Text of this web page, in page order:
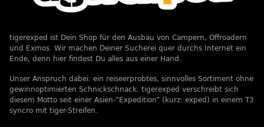
tigerexped ist Dein Shop für den Ausbau von Campern, Offroadern
und Exmos. Wir machen Deiner Sucherei quer durchs Internet ein
Ende, denn hier findest Du alles aus einer Hand.
Unser Anspruch dabei: ein reiseerprobtes, sinnvolles Sortiment ohne
gewinnoptimierten Schnickschnack. tigerexped verschreibt sich
diesem Motto seit einer Asien-”Expedition” (kurz: exped) in einem T3
syncro mit tiger-Streifen.